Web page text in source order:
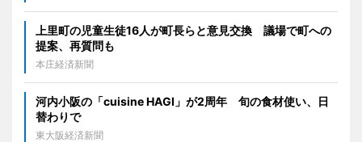
上里町の児童生徒16人が町長らと意見交換 議場で町への
提案、再質問も
本庄経済新聞
河内小阪の「cuisine HAGI」が2周年 旬の食材使い、日
替わりで
東大阪経済新聞